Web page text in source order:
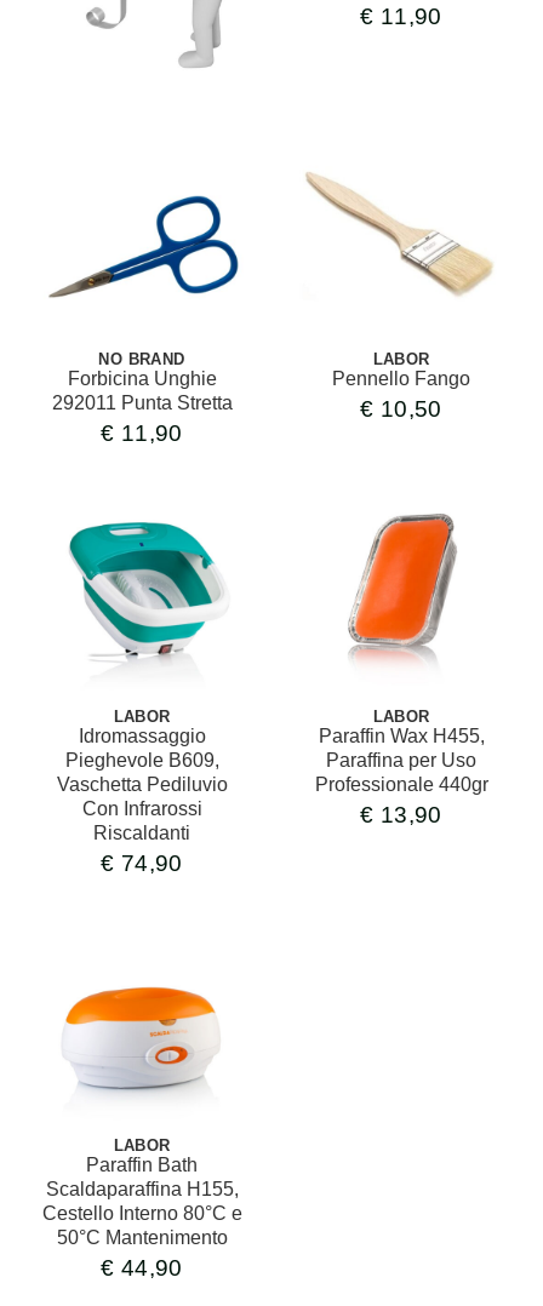
€ 11,90
NO BRAND
Forbicina Unghie
292011 Punta Stretta
€ 11,90
LABOR
Pennello Fango
€ 10,50
LABOR
Idromassaggio
Pieghevole B609,
Vaschetta Pediluvio
Con Infrarossi
Riscaldanti
€ 74,90
LABOR
Paraffin Wax H455,
Paraffina per Uso
Professionale 440gr
€ 13,90
LABOR
Paraffin Bath
Scaldaparaffina H155,
Cestello Interno 80°C e
50°C Mantenimento
€ 44,90